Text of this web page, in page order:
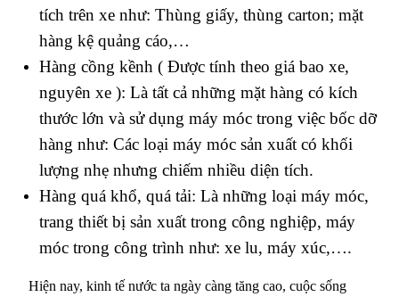
tích trên xe như: Thùng giấy, thùng carton; mặt
hàng kệ quảng cáo,…
Hàng cồng kềnh ( Được tính theo giá bao xe,
nguyên xe ): Là tất cả những mặt hàng có kích
thước lớn và sử dụng máy móc trong việc bốc dỡ
hàng như: Các loại máy móc sản xuất có khối
lượng nhẹ nhưng chiếm nhiều diện tích.
Hàng quá khổ, quá tải: Là những loại máy móc,
trang thiết bị sản xuất trong công nghiệp, máy
móc trong công trình như: xe lu, máy xúc,….
Hiện nay, kinh tế nước ta ngày càng tăng cao, cuộc sống